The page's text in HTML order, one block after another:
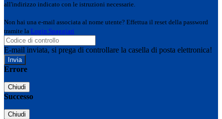
all'indirizzo indicato con le istruzioni necessarie.
Non hai una e-mail associata al nome utente? Effettua il reset della password
tramite la Login Spaggiari
E-mail inviata, si prega di controllare la casella di posta elettronica!
Errore
Chiudi
Successo
Chiudi